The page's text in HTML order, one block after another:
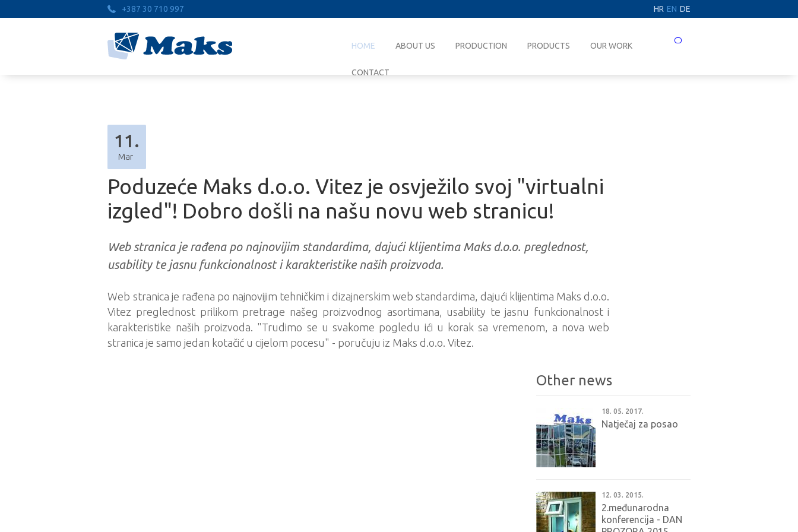
+387 30 710 997 HR EN DE
Prebaci
HOME ABOUT US PRODUCTION PRODUCTS OUR WORK
CONTACT
11.
Mar
Poduzeće Maks d.o.o. Vitez je osvježilo svoj "virtualni
izgled"! Dobro došli na našu novu web stranicu!
Web stranica je rađena po najnovijim standardima, dajući klijentima Maks d.o.o. preglednost,
usability te jasnu funkcionalnost i karakteristike naših proizvoda.
Web stranica je rađena po najnovijim tehničkim i dizajnerskim web standardima, dajući klijentima Maks d.o.o.
Vitez preglednost prilikom pretrage našeg proizvodnog asortimana, usability te jasnu funkcionalnost i
karakteristike naših proizvoda. "Trudimo se u svakome pogledu ići u korak sa vremenom, a nova web
stranica je samo jedan kotačić u cijelom pocesu" - poručuju iz Maks d.o.o. Vitez.
Other news
18. 05. 2017.
Natječaj za posao
12. 03. 2015.
2.međunarodna
konferencija - DAN